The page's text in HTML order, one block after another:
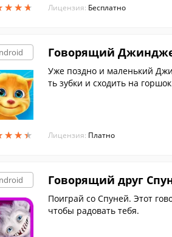
★★★
★★★ Лицензия: Бесплатно
★★★
★★★
Говорящий
Уже поздно и маленький
ть зубки и сходить на
Лицензия: Платно
Говорящий друг
Поиграй со Спуней. Этот
чтобы радовать тебя.